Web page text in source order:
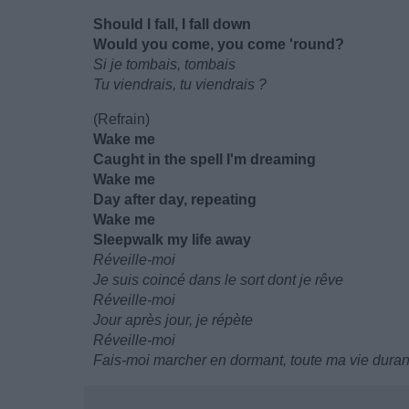
Should I fall, I fall down
Would you come, you come 'round?
Si je tombais, tombais
Tu viendrais, tu viendrais ?
(Refrain)
Wake me
Caught in the spell I'm dreaming
Wake me
Day after day, repeating
Wake me
Sleepwalk my life away
Réveille-moi
Je suis coincé dans le sort dont je rêve
Réveille-moi
Jour après jour, je répète
Réveille-moi
Fais-moi marcher en dormant, toute ma vie